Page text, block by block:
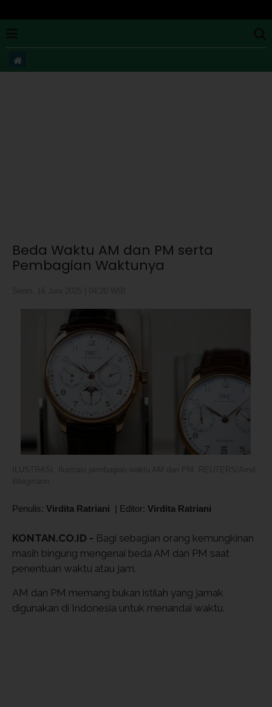
​Beda Waktu AM dan PM serta
Pembagian Waktunya
Penulis: Virdita Ratriani | Editor: Virdita Ratriani
KONTAN.CO.ID - Bagi sebagian orang kemungkinan
masih bingung mengenai beda AM dan PM saat
penentuan waktu atau jam.
AM dan PM memang bukan istilah yang jamak
digunakan di Indonesia untuk menandai waktu.